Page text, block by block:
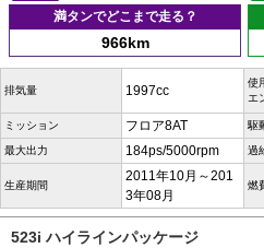
満タンでどこまで走る？
966km
排気量 1997cc
使
エ
ミッション フロア8AT 駆
最大出力 184ps/5000rpm 過
生産期間
2011年10月～201
3年08月
燃
523i ハイラインパッケージ